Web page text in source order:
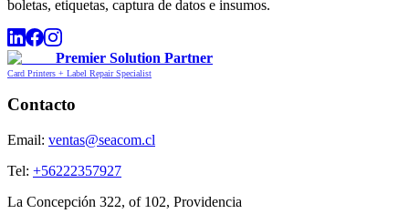
boletas, etiquetas, captura de datos e insumos.
Premier Solution Partner
Card Printers + Label Repair Specialist
Contacto
Email: ventas@seacom.cl
Tel: +56222357927
La Concepción 322, of 102, Providencia